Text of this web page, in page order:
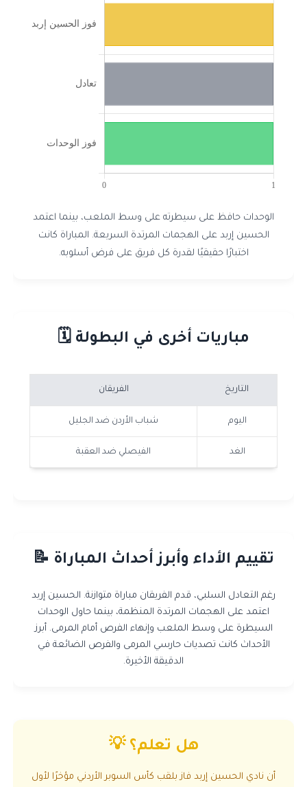
الوحدات حافظ على سيطرته على وسط الملعب، بينما اعتمد
الحسين إربد على الهجمات المرتدة السريعة. المباراة كانت
اختبارًا حقيقيًا لقدرة كل فريق على فرض أسلوبه.
مباريات أخرى في البطولة 🗓️
التاريخ الفريقان
اليوم شباب الأردن ضد الجليل
الغد الفيصلي ضد العقبة
تقييم الأداء وأبرز أحداث المباراة 📝
رغم التعادل السلبي، قدم الفريقان مباراة متوازنة. الحسين إربد
اعتمد على الهجمات المرتدة المنظمة، بينما حاول الوحدات
السيطرة على وسط الملعب وإنهاء الفرص أمام المرمى. أبرز
الأحداث كانت تصديات حارسي المرمى والفرص الضائعة في
الدقيقة الأخيرة.
هل تعلم؟ 💡
أن نادي الحسين إربد فاز بلقب كأس السوبر الأردني مؤخرًا لأول